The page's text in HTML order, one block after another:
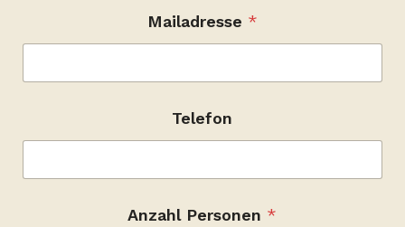
(
W
c
h
d
t
m
Mailadresse *
Telefon
Anzahl Personen *